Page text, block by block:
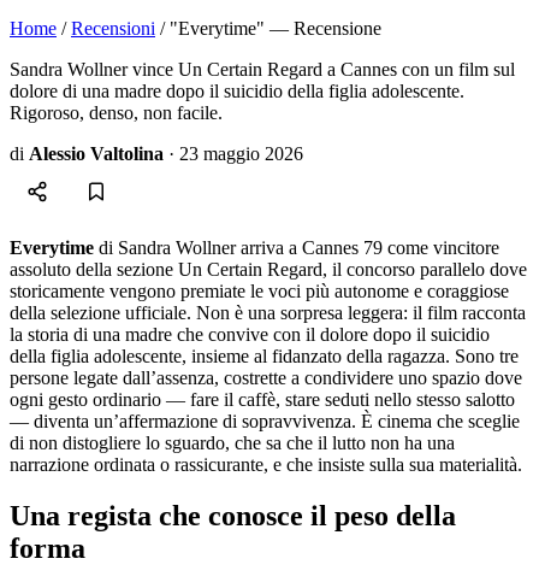
Home / Recensioni / "Everytime" — Recensione
Sandra Wollner vince Un Certain Regard a Cannes con un film sul
dolore di una madre dopo il suicidio della figlia adolescente.
Rigoroso, denso, non facile.
di Alessio Valtolina · 23 maggio 2026
Everytime di Sandra Wollner arriva a Cannes 79 come vincitore
assoluto della sezione Un Certain Regard, il concorso parallelo dove
storicamente vengono premiate le voci più autonome e coraggiose
della selezione ufficiale. Non è una sorpresa leggera: il film racconta
la storia di una madre che convive con il dolore dopo il suicidio
della figlia adolescente, insieme al fidanzato della ragazza. Sono tre
persone legate dall’assenza, costrette a condividere uno spazio dove
ogni gesto ordinario — fare il caffè, stare seduti nello stesso salotto
— diventa un’affermazione di sopravvivenza. È cinema che sceglie
di non distogliere lo sguardo, che sa che il lutto non ha una
narrazione ordinata o rassicurante, e che insiste sulla sua materialità.
Una regista che conosce il peso della
forma